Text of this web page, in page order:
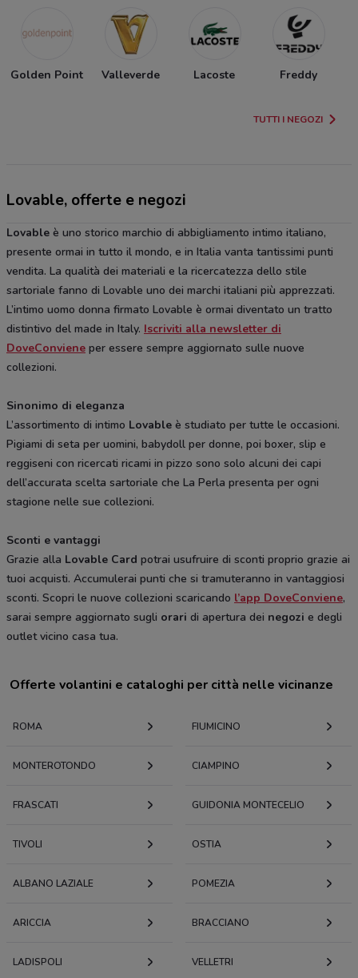
Golden Point Valleverde Lacoste Freddy
TUTTI I NEGOZI
Lovable, offerte e negozi
Lovable è uno storico marchio di abbigliamento intimo italiano,
presente ormai in tutto il mondo, e in Italia vanta tantissimi punti
vendita. La qualità dei materiali e la ricercatezza dello stile
sartoriale fanno di Lovable uno dei marchi italiani più apprezzati.
L’intimo uomo donna firmato Lovable è ormai diventato un tratto
distintivo del made in Italy. Iscriviti alla newsletter di
DoveConviene per essere sempre aggiornato sulle nuove
collezioni.
Sinonimo di eleganza
L’assortimento di intimo Lovable è studiato per tutte le occasioni.
Pigiami di seta per uomini, babydoll per donne, poi boxer, slip e
reggiseni con ricercati ricami in pizzo sono solo alcuni dei capi
dell’accurata scelta sartoriale che La Perla presenta per ogni
stagione nelle sue collezioni.
Sconti e vantaggi
Grazie alla Lovable Card potrai usufruire di sconti proprio grazie ai
tuoi acquisti. Accumulerai punti che si tramuteranno in vantaggiosi
sconti. Scopri le nuove collezioni scaricando l’app DoveConviene,
sarai sempre aggiornato sugli orari di apertura dei negozi e degli
outlet vicino casa tua.
Offerte volantini e cataloghi per città nelle vicinanze
ROMA FIUMICINO
MONTEROTONDO CIAMPINO
FRASCATI GUIDONIA MONTECELIO
TIVOLI OSTIA
ALBANO LAZIALE POMEZIA
ARICCIA BRACCIANO
LADISPOLI VELLETRI